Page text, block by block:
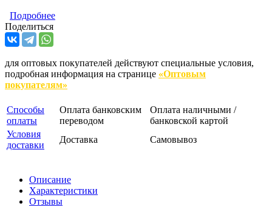
Подробнее
Поделиться
для оптовых покупателей действуют специальные условия,
подробная информация на странице «Оптовым
покупателям»
Способы
оплаты
Оплата банковским
переводом
Оплата наличными /
банковской картой
Условия
доставки
Доставка Самовывоз
Описание
Характеристики
Отзывы